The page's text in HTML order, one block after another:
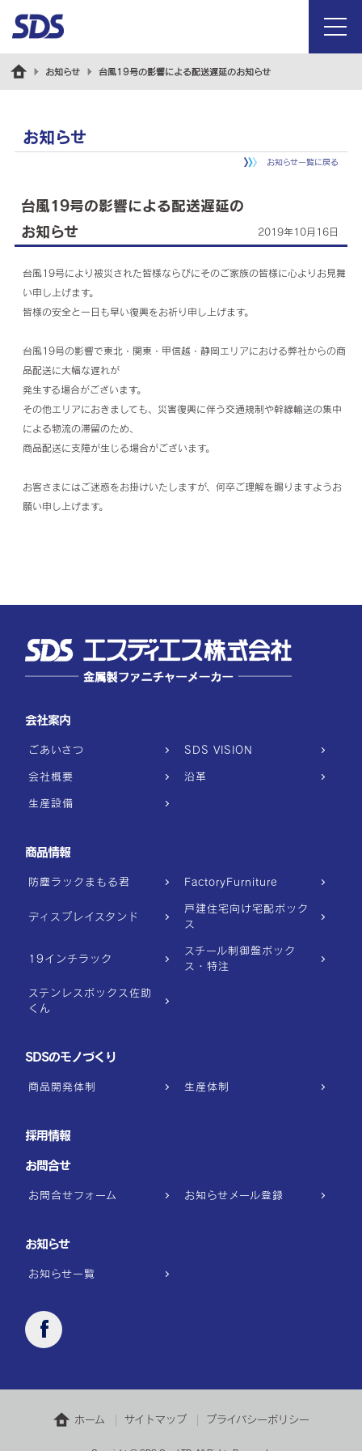
menu
お知らせ 台風19号の影響による配送遅延のお知らせ
お知らせ
お知らせ一覧に戻る
台風19号の影響による配送遅延の
お知らせ
2019年10月16日
台風19号により被災された皆様ならびにそのご家族の皆様に心よりお見舞
い申し上げます。
皆様の安全と一日も早い復興をお祈り申し上げます。
台風19号の影響で東北・関東・甲信越・静岡エリアにおける弊社からの商
品配送に大幅な遅れが
発生する場合がございます。
その他エリアにおきましても、災害復興に伴う交通規制や幹線輸送の集中
による物流の滞留のため、
商品配送に支障が生じる場合がございます。
お客さまにはご迷惑をお掛けいたしますが、何卒ご理解を賜りますようお
願い申し上げます。
会社案内
ごあいさつ SDS VISION
会社概要 沿革
生産設備
商品情報
防塵ラックまもる君 FactoryFurniture
ディスプレイスタンド
戸建住宅向け宅配ボック
ス
19インチラック
スチール制御盤ボック
ス・特注
ステンレスボックス佐助
くん
SDSのモノづくり
商品開発体制 生産体制
採用情報
お問合せ
お問合せフォーム お知らせメール登録
お知らせ
お知らせ一覧
ホーム サイトマップ プライバシーポリシー